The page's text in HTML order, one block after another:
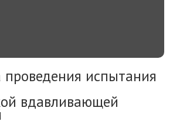
испытания
вдавливающей